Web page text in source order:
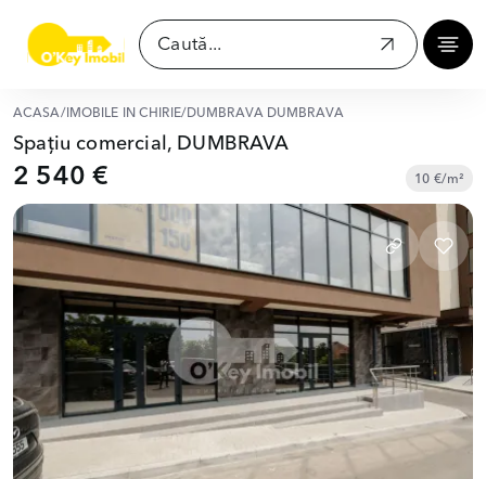
ACASĂ/ IMOBILE ÎN CHIRIE/ DUMBRAVA DUMBRAVA
Spațiu comercial, DUMBRAVA
2 540 € 10 €/m²